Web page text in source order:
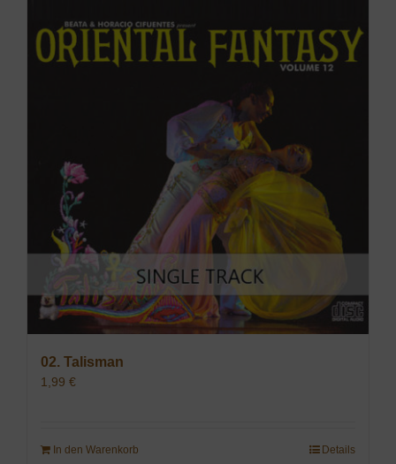
02. Talisman
1,99 €
In den Warenkorb Details